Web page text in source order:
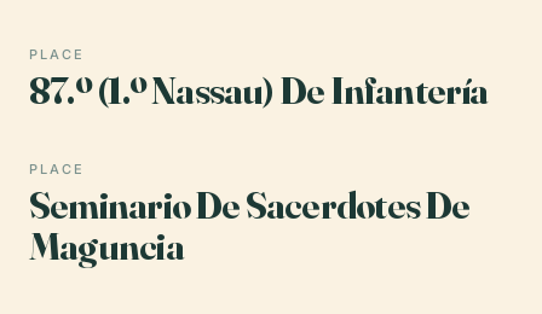
PLACE
87.º (1.º Nassau) De Infantería
PLACE
Seminario De Sacerdotes De
Maguncia